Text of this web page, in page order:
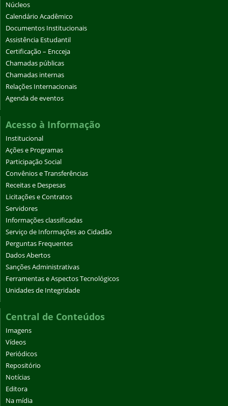
Núcleos
Calendário Acadêmico
Documentos Institucionais
Assistência Estudantil
Certificação – Encceja
Chamadas públicas
Chamadas internas
Relações Internacionais
Agenda de eventos
Acesso à Informação
Institucional
Ações e Programas
Participação Social
Convênios e Transferências
Receitas e Despesas
Licitações e Contratos
Servidores
Informações classificadas
Serviço de Informações ao Cidadão
Perguntas Frequentes
Dados Abertos
Sanções Administrativas
Ferramentas e Aspectos Tecnológicos
Unidades de Integridade
Central de Conteúdos
Imagens
Vídeos
Periódicos
Repositório
Notícias
Editora
Na mídia